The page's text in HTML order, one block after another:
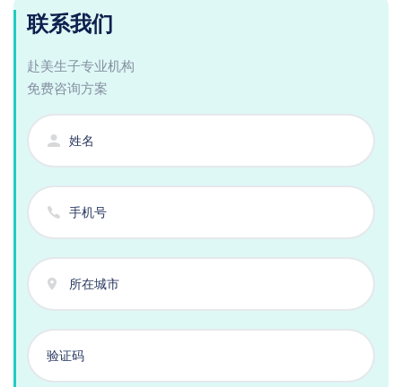
联系我们
赴美生子专业机构
免费咨询方案